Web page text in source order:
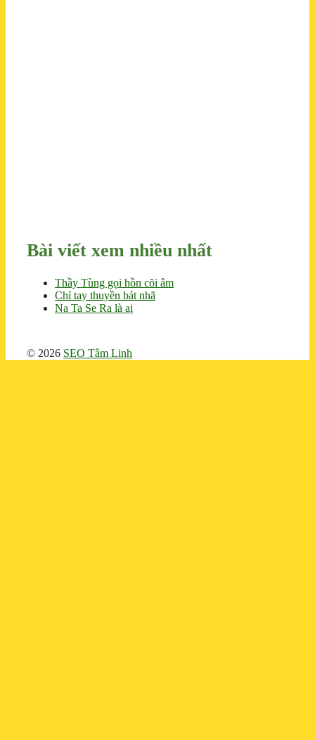
Bài viết xem nhiều nhất
Thầy Tùng gọi hồn cõi âm
Chỉ tay thuyền bát nhã
Na Ta Se Ra là ai
© 2026 SEO Tâm Linh